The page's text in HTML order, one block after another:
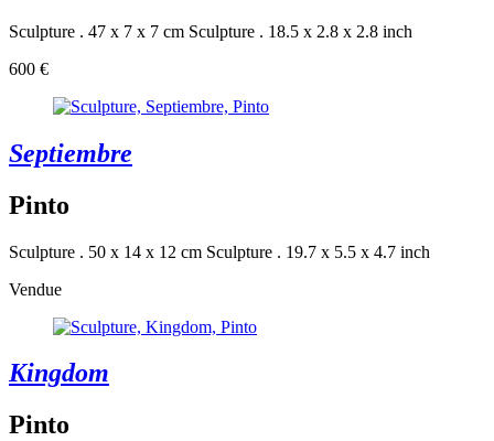
Sculpture . 47 x 7 x 7 cm Sculpture . 18.5 x 2.8 x 2.8 inch
600 €
Septiembre
Pinto
Sculpture . 50 x 14 x 12 cm Sculpture . 19.7 x 5.5 x 4.7 inch
Vendue
Kingdom
Pinto